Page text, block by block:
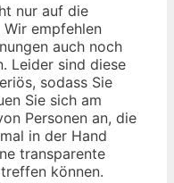
nur auf die
empfehlen
auch noch
Leider sind diese
sodass Sie
Sie sich am
Personen an, die
in der Hand
transparente
können.